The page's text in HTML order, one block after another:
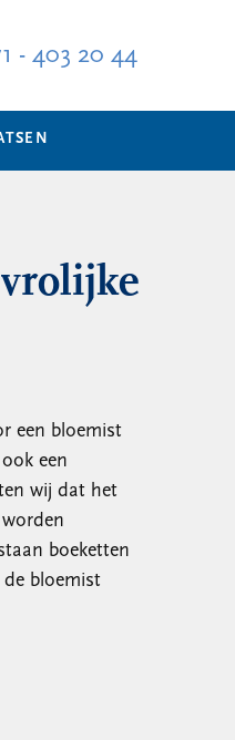
- 403 20 44
een bloemist
een
wij dat het
boeketten
bloemist